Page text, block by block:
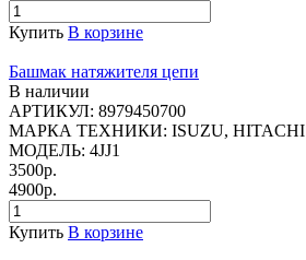
Купить В корзине
Башмак натяжителя цепи
В наличии
АРТИКУЛ: 8979450700
МАРКА ТЕХНИКИ: ISUZU, HITACHI
МОДЕЛЬ: 4JJ1
3500р.
4900р.
Купить В корзине